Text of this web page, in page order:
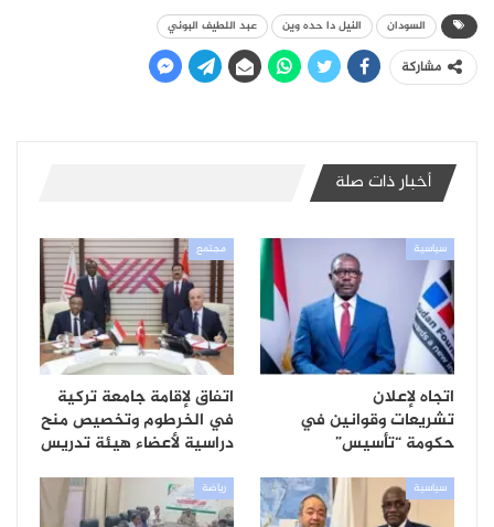
السودان النيل دا حده وين عبد اللطيف البوني
مشاركة
أخبار ذات صلة
سياسية
اتجاه لإعلان
تشريعات وقوانين في
حكومة “تأسيس”
مجتمع
اتفاق لإقامة جامعة تركية
في الخرطوم وتخصيص منح
دراسية لأعضاء هيئة تدريس
سياسية رياضة